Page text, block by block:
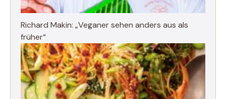
Richard Makin: „Veganer sehen anders aus als
früher“